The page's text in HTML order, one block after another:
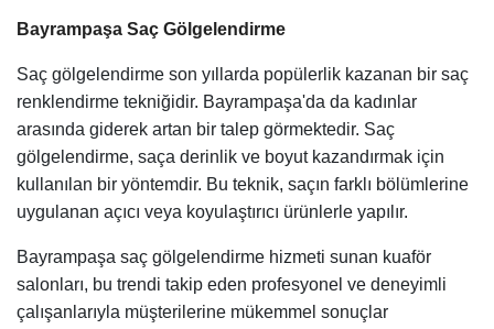
Bayrampaşa Saç Gölgelendirme
Saç gölgelendirme son yıllarda popülerlik kazanan bir saç
renklendirme tekniğidir. Bayrampaşa'da da kadınlar
arasında giderek artan bir talep görmektedir. Saç
gölgelendirme, saça derinlik ve boyut kazandırmak için
kullanılan bir yöntemdir. Bu teknik, saçın farklı bölümlerine
uygulanan açıcı veya koyulaştırıcı ürünlerle yapılır.
Bayrampaşa saç gölgelendirme hizmeti sunan kuaför
salonları, bu trendi takip eden profesyonel ve deneyimli
çalışanlarıyla müşterilerine mükemmel sonuçlar